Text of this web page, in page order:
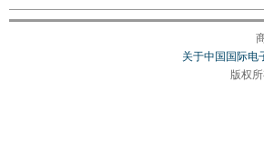
关于中国国际电
版权